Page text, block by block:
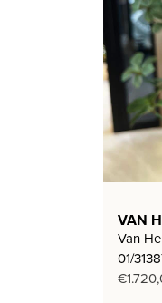
VAN
Van
01/
€